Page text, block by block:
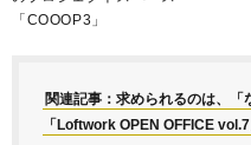
「COOOP3」
関連記事：求められるのは、「
「Loftwork OPEN OFFICE